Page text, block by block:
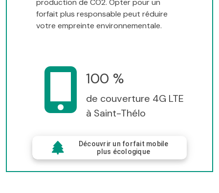
production de CO2. Opter pour un
forfait plus responsable peut réduire
votre empreinte environnementale.
100 %
de couverture 4G LTE
à Saint-Thélo
Découvrir un forfait mobile
plus écologique